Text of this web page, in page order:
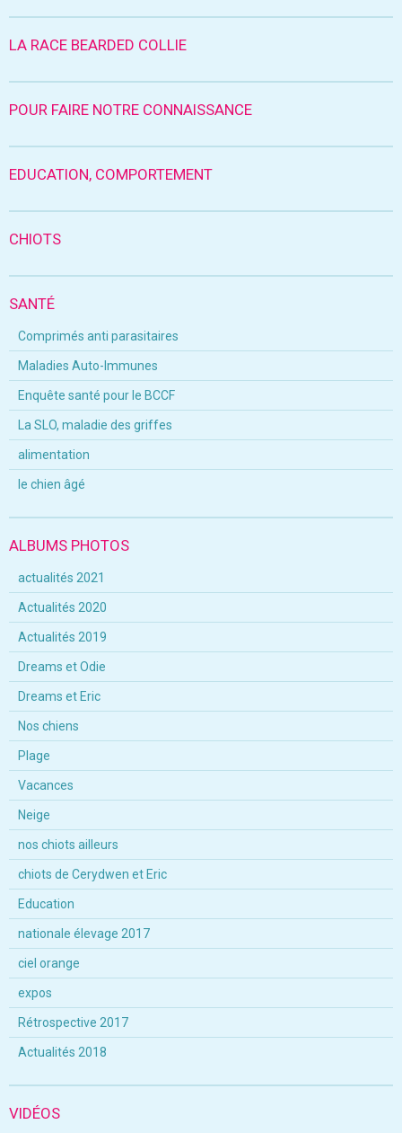
LA RACE BEARDED COLLIE
POUR FAIRE NOTRE CONNAISSANCE
EDUCATION, COMPORTEMENT
CHIOTS
SANTÉ
Comprimés anti parasitaires
Maladies Auto-Immunes
Enquête santé pour le BCCF
La SLO, maladie des griffes
alimentation
le chien âgé
ALBUMS PHOTOS
actualités 2021
Actualités 2020
Actualités 2019
Dreams et Odie
Dreams et Eric
Nos chiens
Plage
Vacances
Neige
nos chiots ailleurs
chiots de Cerydwen et Eric
Education
nationale élevage 2017
ciel orange
expos
Rétrospective 2017
Actualités 2018
VIDÉOS